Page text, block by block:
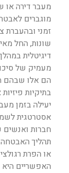
מעבר דירה או
מוגברים
זמני ובהעברת
שונות, החל
דיגיטלית
מעמיק של
הם אלו שבהם
בתיקיות
יעילה בזמן
אסטרטגית
חברות
תהליך האבטחה
או הפרת
האפשריים היא